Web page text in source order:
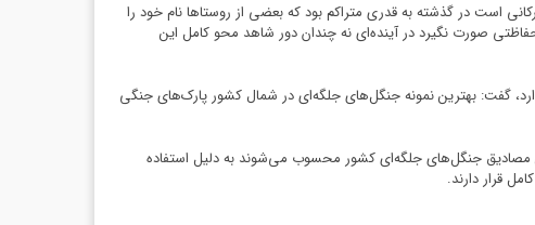
است در گذشته به قدری متراکم بود که بعضی از روستاها نام خود را
صورت نگیرد در آینده‌ای نه چندان دور شاهد محو کامل این
گفت: بهترین نمونه جنگل‌های جلگه‌ای در شمال کشور پارک‌های جنگی
مصادیق جنگل‌های جلگه‌ای کشور محسوب می‌شوند به دلیل استفاده
قرار دارند.